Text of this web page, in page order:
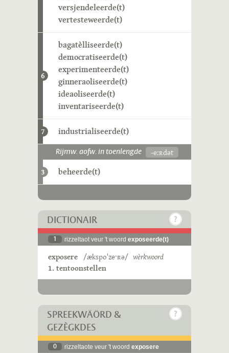
versjendeleerde(t)
vertesteweerde(t)
6
bagatèlliseerde(t)
democratiseerde(t)
experimenteerde(t)
ginneraoliseerde(t)
ideaoliseerde(t)
inventariseerde(t)
7 industrialiseerde(t)
Rijmw. aofw. in toenlengde -eːʀdət
3 beheerde(t)
DICTIONAIR
1 rizzeltaot veur 't woord exposeerde(t)
exposere /ækspoˈzeˑʀə/ wèrkwoord
1. tentoonstellen
SPREEKWÄÖRD &
GEZÈGKDES
0 rizzeltaote veur 't woord exposere